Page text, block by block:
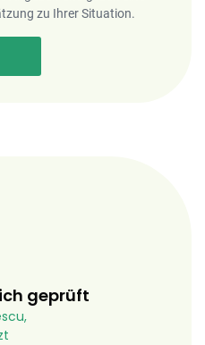
zu Ihrer Situation.
geprüft